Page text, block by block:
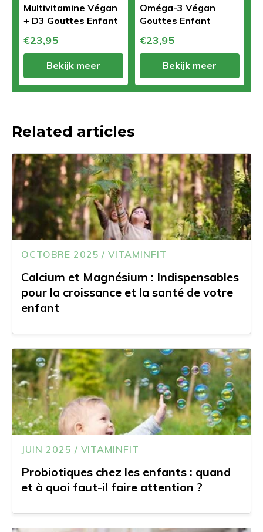
Multivitamine Végan
+ D3 Gouttes Enfant
€23,95
Bekijk meer
Oméga-3 Végan
Gouttes Enfant
€23,95
Bekijk meer
Related articles
OCTOBRE 2025 / VITAMINFIT
Calcium et Magnésium : Indispensables
pour la croissance et la santé de votre
enfant
JUIN 2025 / VITAMINFIT
Probiotiques chez les enfants : quand
et à quoi faut-il faire attention ?